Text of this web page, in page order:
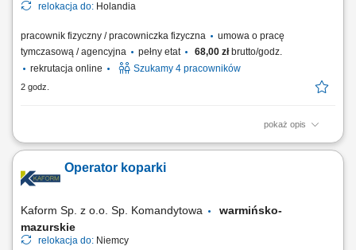
relokacja do: Holandia
pracownik fizyczny / pracowniczka fizyczna
umowa o pracę
tymczasową / agencyjna
pełny etat 68,00 złbrutto/godz.
rekrutacja online
Szukamy 4 pracowników
2 godz.
pokaż opis
Obowiązki: Nauka obsługi nowoczesnych maszyn sortujących oraz
monitorowaniu i optymalizacji parametrów linii produkcyjnej; Pomoc
przy rozładunku metali i minerałów; Diagnozowanie drobnych usterek i
Operator koparki
Kaform Sp. z o.o. Sp. Komandytowa
warmińsko-
mazurskie
relokacja do: Niemcy